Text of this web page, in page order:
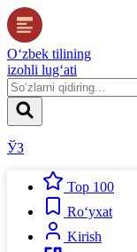
O‘zbek tilining
izohli lug‘ati
ЎЗ
Top 100
Ro‘yxat
Kirish